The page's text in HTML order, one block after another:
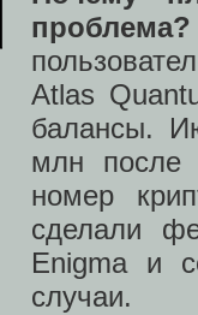
проблема?
Atlas
балансы.
млн после
номер
сделали
Enigma и
случаи.